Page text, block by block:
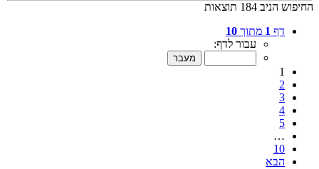
החיפוש הניב 184 תוצאות
דף 1 מתוך 10
עבור לדף:
1
2
3
4
5
…
10
הבא